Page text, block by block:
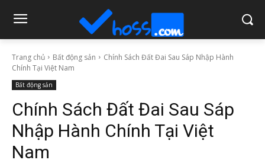
Trang chủ Bất động sản
Chính Sách Đất Đai Sau Sáp Nhập Hành
Chính Tại Việt Nam
Bất động sản
Chính Sách Đất Đai Sau Sáp
Nhập Hành Chính Tại Việt
Nam